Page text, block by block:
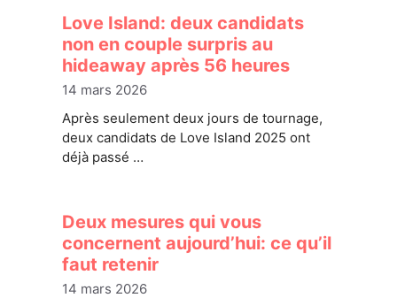
Love Island: deux candidats
non en couple surpris au
hideaway après 56 heures
14 mars 2026
Après seulement deux jours de tournage,
deux candidats de Love Island 2025 ont
déjà passé …
Deux mesures qui vous
concernent aujourd’hui: ce qu’il
faut retenir
14 mars 2026